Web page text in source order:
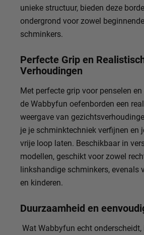
unieke structuur, bieden deze
ondergrond voor zowel
schminkers.
Perfecte Grip en
Verhoudingen
Met perfecte grip voor penselen
de Wabbyfun oefenborden een
weergave van
je je schminktechniek verfijnen en
vrije loop laten. Beschikbaar in
modellen, geschikt voor zowel
linkshandige schminkers, evenals
en kinderen.
Duurzaamheid en
Wat Wabbyfun echt onderscheidt,